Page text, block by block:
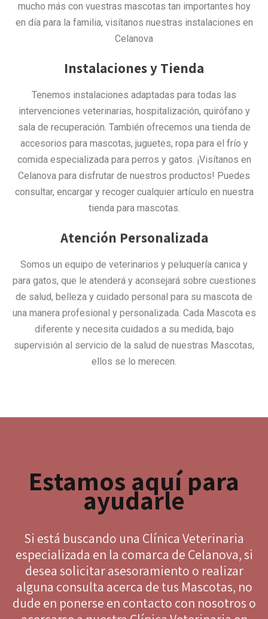
mucho más con vuestras mascotas tan importantes hoy
en día para la familia, visítanos nuestras instalaciones en
Celanova
Instalaciones y Tienda
Tenemos instalaciones adaptadas para todas las
intervenciones veterinarias, hospitalización, quirófano y
sala de recuperación. También ofrecemos una tienda de
accesorios para mascotas, juguetes, ropa para el frío y
comida especializada para perros y gatos. ¡Visítanos en
Celanova para disfrutar de nuestros productos! Puedes
consultar, encargar y recoger cualquier artículo en nuestra
tienda para mascotas.
Atención Personalizada
Somos un equipo de veterinarios y peluquería canica y
para gatos, que le atenderá y aconsejará sobre cuestiones
de salud, belleza y cuidado personal para su mascota de
una manera profesional y personalizada. Cada Mascota es
diferente y necesita cuidados a su medida, bajo
supervisión al servicio de la salud de nuestras Mascotas,
ellos se lo merecen.
Estamos aquí para
ayudarle
Si está buscando una Clínica Veterinaria
especializada en la comarca de Celanova, si
desea solicitar asesoramiento o realizar
alguna consulta acerca de tus Mascotas, no
dude en ponerse en contacto con nosotros o